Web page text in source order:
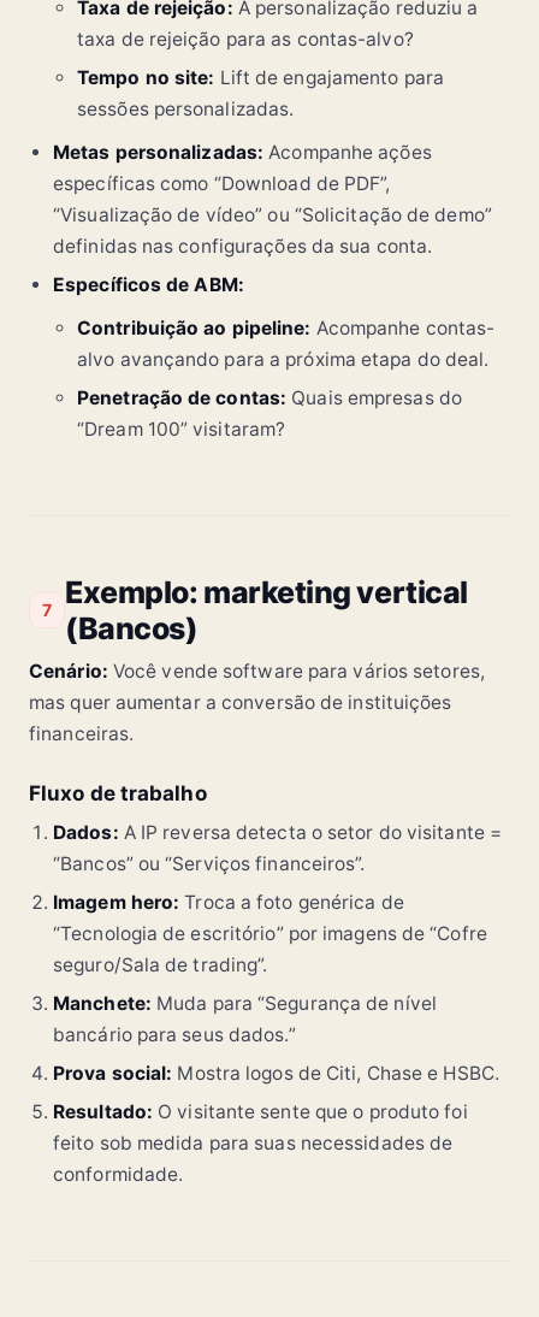
Taxa de rejeição: A personalização reduziu a
taxa de rejeição para as contas-alvo?
Tempo no site: Lift de engajamento para
sessões personalizadas.
Metas personalizadas: Acompanhe ações
específicas como “Download de PDF”,
“Visualização de vídeo” ou “Solicitação de demo”
definidas nas configurações da sua conta.
Específicos de ABM:
Contribuição ao pipeline: Acompanhe contas-
alvo avançando para a próxima etapa do deal.
Penetração de contas: Quais empresas do
“Dream 100” visitaram?
7
Exemplo: marketing vertical
(Bancos)
Cenário: Você vende software para vários setores,
mas quer aumentar a conversão de instituições
financeiras.
Fluxo de trabalho
Dados: A IP reversa detecta o setor do visitante =
“Bancos” ou “Serviços financeiros”.
Imagem hero: Troca a foto genérica de
“Tecnologia de escritório” por imagens de “Cofre
seguro/Sala de trading”.
Manchete: Muda para “Segurança de nível
bancário para seus dados.”
Prova social: Mostra logos de Citi, Chase e HSBC.
Resultado: O visitante sente que o produto foi
feito sob medida para suas necessidades de
conformidade.